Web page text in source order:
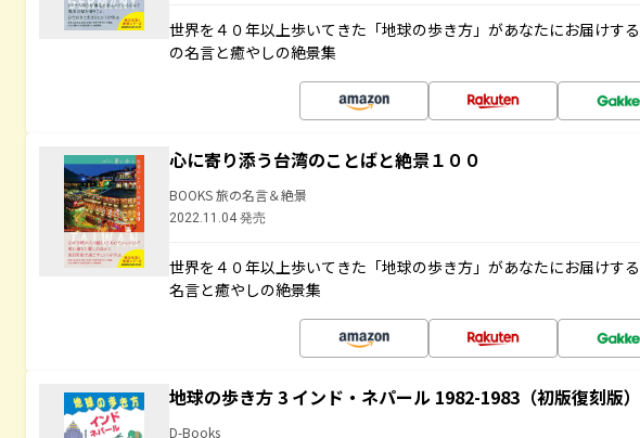
世界を４０年以上歩いてきた「地球の歩き方」があなたにお届けす
の名言と癒やしの絶景集
心に寄り添う台湾のことばと絶景１００
BOOKS 旅の名言＆絶景
2022.11.04 発売
世界を４０年以上歩いてきた「地球の歩き方」があなたにお届けす
名言と癒やしの絶景集
地球の歩き方 3 インド・ネパール 1982-1983（初版復刻版）
D-Books